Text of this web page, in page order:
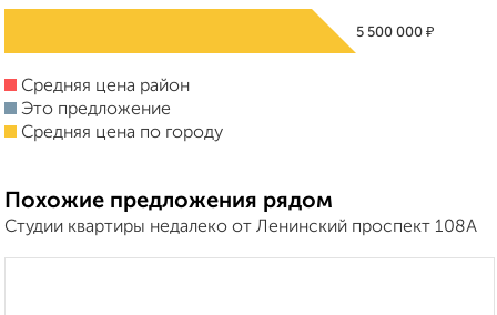
5 500 000₽
Средняя цена район
Это предложение
Средняя цена по городу
Похожие предложения рядом
Студии квартиры недалеко от Ленинский проспект 108А